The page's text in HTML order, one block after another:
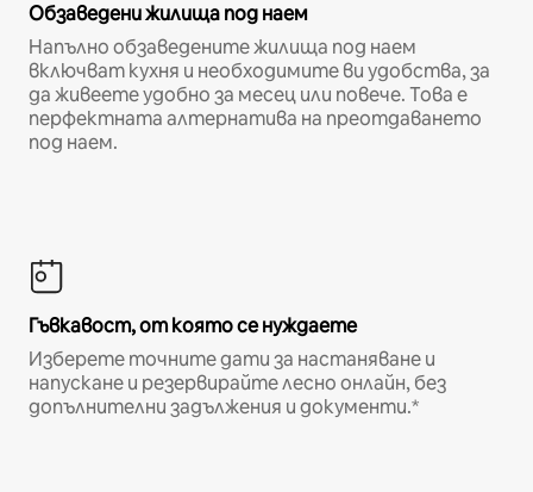
Обзаведени жилища под наем
Напълно обзаведените жилища под наем
включват кухня и необходимите ви удобства, за
да живеете удобно за месец или повече. Това е
перфектната алтернатива на преотдаването
под наем.
Гъвкавост, от която се нуждаете
Изберете точните дати за настаняване и
напускане и резервирайте лесно онлайн, без
допълнителни задължения и документи.*